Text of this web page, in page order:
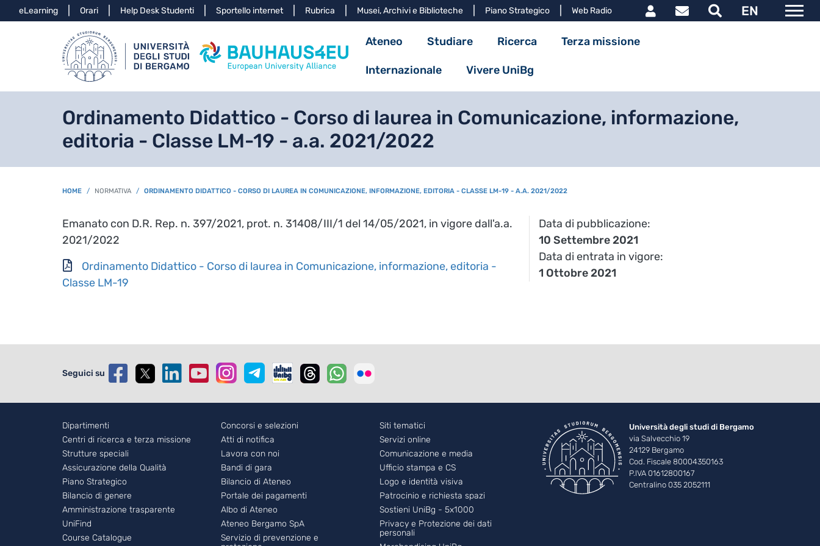
Salta al contenuto principale
Info
eLearning Orari Help Desk Studenti Sportello internet Rubrica Musei, Archivi e Biblioteche Piano Strategico Web Radio Link utili utente
EN
Navigazione principale
Ateneo Studiare Ricerca Terza missione
Internazionale Vivere UniBg
Ordinamento Didattico - Corso di laurea in Comunicazione, informazione,
editoria - Classe LM-19 - a.a. 2021/2022
BREADCRUMB
HOME NORMATIVA ORDINAMENTO DIDATTICO - CORSO DI LAUREA IN COMUNICAZIONE, INFORMAZIONE, EDITORIA - CLASSE LM-19 - A.A. 2021/2022
Emanato con D.R. Rep. n. 397/2021, prot. n. 31408/III/1 del 14/05/2021, in vigore dall'a.a.
2021/2022
Ordinamento Didattico - Corso di laurea in Comunicazione, informazione, editoria -
Classe LM-19
Data di pubblicazione
10 Settembre 2021
Data di entrata in vigore
1 Ottobre 2021
Seguici su
Footer - 1
Dipartimenti
Centri di ricerca e terza missione
Strutture speciali
Assicurazione della Qualità
Piano Strategico
Bilancio di genere
Amministrazione trasparente
UniFind
Course Catalogue
Footer - 2
Concorsi e selezioni
Atti di notifica
Lavora con noi
Bandi di gara
Bilancio di Ateneo
Portale dei pagamenti
Albo di Ateneo
Ateneo Bergamo SpA
Servizio di prevenzione e
Footer - 3
Siti tematici
Servizi online
Comunicazione e media
Ufficio stampa e CS
Logo e identità visiva
Patrocinio e richiesta spazi
Sostieni UniBg - 5x1000
Privacy e Protezione dei dati
personali
Università degli studi di Bergamo
via Salvecchio 19
24129 Bergamo
Cod. Fiscale 80004350163
P.IVA 01612800167
Centralino 035 2052111